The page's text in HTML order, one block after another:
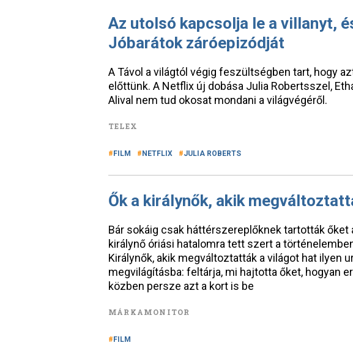
Az utolsó kapcsolja le a villanyt,
Jóbarátok záróepizódját
A Távol a világtól végig feszültségben tart, hogy
előttünk. A Netflix új dobása Julia Robertsszel,
Alival nem tud okosat mondani a világvégéről.
TELEX
FILM NETFLIX JULIA ROBERTS
Ők a királynők, akik
Bár sokáig csak háttérszereplőknek tartották őket
királynő óriási hatalomra tett szert a
Királynők, akik megváltoztatták a világot hat ilyen
megvilágításba: feltárja, mi hajtotta őket, hogyan
közben persze azt a kort is be
MÁRKAMONITOR
FILM